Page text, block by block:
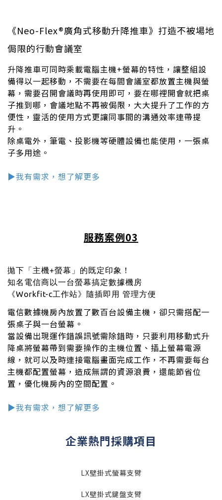
《Neo-Flex®廣角式移動升降推車》打造不被場地
侷限的行動會議室
升降推車可同時乘載電腦主機+螢幕的特性，讓整組設
備得以一起移動，不需要在每間會議室都放置主機與螢
幕，需要召開會議時再使用即可，要在哪裡開會就把桌
子推到哪，會議地點不再被侷限，大大提升了工作的方
便性，靈活的使用方式更讓同事間的溝通效率連帶提
升。
除桌電外，筆電、投影機等硬體設備也能使用，一張桌
子多用途。
▶︎我有需求，想了解更多
服務案例03
拋下「主機+螢幕」的既定印象！
知名電信商以一台螢幕搞定數據機房
《Workfit-c工作站》隨插即用 管理方便
電信數據機房內放置了數百台設備主機，卻只需搭配一
張桌子與一台螢幕。
當設備出現運作錯誤訊號需除錯時，只要利用移動式升
降桌將螢幕帶到需要操作的主機位置、插上螢幕電源
線，就可以及時連接電腦畫面完成工作，不再需要每台
主機都配置螢幕，造成無謂的資源浪費，還能節省位
置，優化機房內的空間配置。
▶︎我有需求，想了解更多
企業熱門採購項目
LX壁掛式螢幕支臂
LX壁掛式鍵盤支臂